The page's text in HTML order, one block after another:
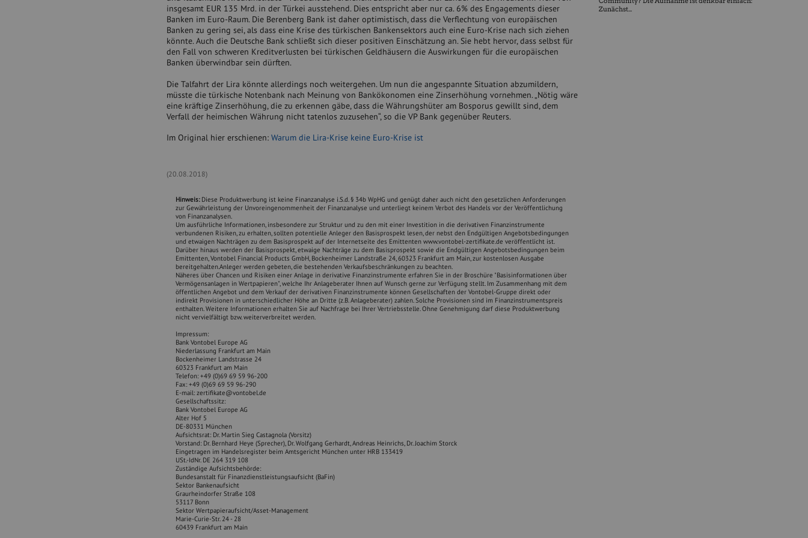
insgesamt EUR 135 Mrd. in der Türkei ausstehend. Dies entspricht aber nur ca. 6% des Engagements dieser
Banken im Euro-Raum. Die Berenberg Bank ist daher optimistisch, dass die Verflechtung von europäischen
Banken zu gering sei, als dass eine Krise des türkischen Bankensektors auch eine Euro-Krise nach sich ziehen
könnte. Auch die Deutsche Bank schließt sich dieser positiven Einschätzung an. Sie hebt hervor, dass selbst für
den Fall von schweren Kreditverlusten bei türkischen Geldhäusern die Auswirkungen für die europäischen
Banken überwindbar sein dürften.
Die Talfahrt der Lira könnte allerdings noch weitergehen. Um nun die angespannte Situation abzumildern,
müsste die türkische Notenbank nach Meinung von Bankökonomen eine Zinserhöhung vornehmen. „Nötig wäre
eine kräftige Zinserhöhung, die zu erkennen gäbe, dass die Währungshüter am Bosporus gewillt sind, dem
Verfall der heimischen Währung nicht tatenlos zuzusehen“, so die VP Bank gegenüber Reuters.
Im Original hier erschienen: Warum die Lira-Krise keine Euro-Krise ist
(20.08.2018)
Hinweis:Diese Produktwerbung ist keine Finanzanalyse i.S.d. § 34b WpHG und genügt daher auch nicht den gesetzlichen Anforderungen
zur Gewährleistung der Unvoreingenommenheit der Finanzanalyse und unterliegt keinem Verbot des Handels vor der Veröffentlichung
von Finanzanalysen.
Um ausführliche Informationen, insbesondere zur Struktur und zu den mit einer Investition in die derivativen Finanzinstrumente
verbundenen Risiken, zu erhalten, sollten potentielle Anleger den Basisprospekt lesen, der nebst den Endgültigen Angebotsbedingungen
und etwaigen Nachträgen zu dem Basisprospekt auf der Internetseite des Emittenten www.vontobel-zertifikate.de veröffentlicht ist.
Darüber hinaus werden der Basisprospekt, etwaige Nachträge zu dem Basisprospekt sowie die Endgültigen Angebotsbedingungen beim
Emittenten, Vontobel Financial Products GmbH, Bockenheimer Landstraße 24, 60323 Frankfurt am Main, zur kostenlosen Ausgabe
bereitgehalten.Anleger werden gebeten, die bestehenden Verkaufsbeschränkungen zu beachten.
Näheres über Chancen und Risiken einer Anlage in derivative Finanzinstrumente erfahren Sie in der Broschüre "Basisinformationen über
Vermögensanlagen in Wertpapieren", welche Ihr Anlageberater Ihnen auf Wunsch gerne zur Verfügung stellt. Im Zusammenhang mit dem
öffentlichen Angebot und dem Verkauf der derivativen Finanzinstrumente können Gesellschaften der Vontobel-Gruppe direkt oder
indirekt Provisionen in unterschiedlicher Höhe an Dritte (z.B. Anlageberater) zahlen. Solche Provisionen sind im Finanzinstrumentspreis
enthalten. Weitere Informationen erhalten Sie auf Nachfrage bei Ihrer Vertriebsstelle. Ohne Genehmigung darf diese Produktwerbung
nicht vervielfältigt bzw. weiterverbreitet werden.
Impressum:
Bank Vontobel Europe AG
Niederlassung Frankfurt am Main
Bockenheimer Landstrasse 24
60323 Frankfurt am Main
Telefon: +49 (0)69 69 59 96-200
Fax: +49 (0)69 69 59 96-290
E-mail: zertifikate@vontobel.de
Gesellschaftssitz:
Bank Vontobel Europe AG
Alter Hof 5
DE-80331 München
Aufsichtsrat: Dr. Martin Sieg Castagnola (Vorsitz)
Vorstand: Dr. Bernhard Heye (Sprecher), Dr. Wolfgang Gerhardt, Andreas Heinrichs, Dr. Joachim Storck
Eingetragen im Handelsregister beim Amtsgericht München unter HRB 133419
USt.-IdNr. DE 264 319 108
Zuständige Aufsichtsbehörde:
Bundesanstalt für Finanzdienstleistungsaufsicht (BaFin)
Sektor Bankenaufsicht
Graurheindorfer Straße 108
53117 Bonn
Sektor Wertpapieraufsicht/Asset-Management
Marie-Curie-Str. 24 - 28
60439 Frankfurt am Main
d
-
i
m
a
g
-
o
f
-
u
i
o
n
n
e
n
o
e
h
Zunächst...